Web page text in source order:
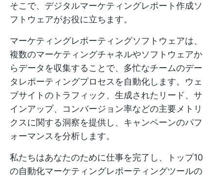
そこで、デジタルマーケティングレポート作成ソ
フトウェアがお役に立ちます。
マーケティングレポーティングソフトウェアは、
複数のマーケティングチャネルやソフトウェアか
らデータを収集することで、多忙なチームのデー
タレポーティングプロセスを自動化します。ウェ
ブサイトのトラフィック、生成されたリード、サ
インアップ、コンバージョン率などの主要メトリ
クスに関する洞察を提供し、キャンペーンのパフ
ォーマンスを分析します。
私たちはあなたのために仕事を完了し、トップ10
の自動化マーケティングレポーティングツールの